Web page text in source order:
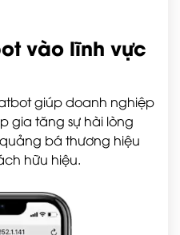
vào lĩnh vực
giúp doanh nghiệp
gia tăng sự hài lòng
bá thương hiệu
hữu hiệu.